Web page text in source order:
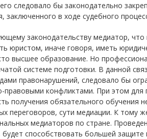
следовало бы законодательно
заключенного в ходе судебного
законодательству медиатор,
юристом, иначе говоря, иметь
высшее образование. Но
системе подготовки. В данной
правонарушений, следовало бы
правовыми конфликтами. При этом
получения обязательного обучения
переговоров, сути медиации. К тому
медиаторов по стране.
будет способствовать большей